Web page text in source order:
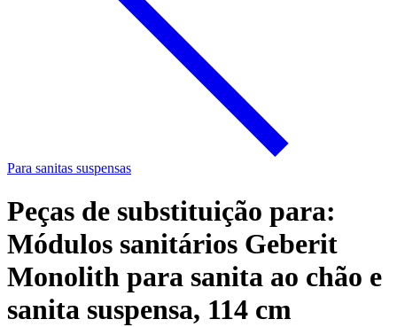
Para sanitas suspensas
Peças de substituição para:
Módulos sanitários Geberit
Monolith para sanita ao chão e
sanita suspensa, 114 cm